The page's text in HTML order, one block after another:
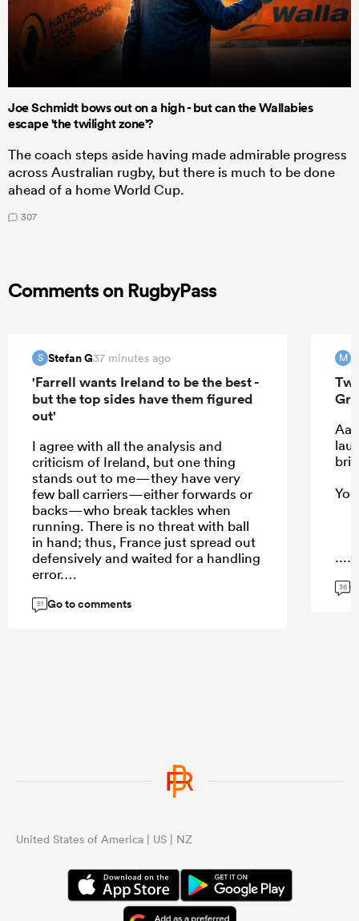
Joe Schmidt bows out on a high - but can the Wallabies
escape 'the twilight zone'?
The coach steps aside having made admirable progress
across Australian rugby, but there is much to be done
ahead of a home World Cup.
307
Comments on RugbyPass
S Stefan G37 minutes ago
'Farrell wants Ireland to be the best -
but the top sides have them figured
out'
I agree with all the analysis and
criticism of Ireland, but one thing
stands out to me—they have very
few ball carriers—either forwards or
backs—who break tackles when
running. There is no threat with ball
in hand; thus, France just spread out
defensively and waited for a handling
error.
51 Go to comments
M
...
36
United States of America | US | NZ